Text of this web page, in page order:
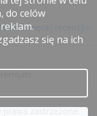
do celów
się na ich
więcej recenzji
prawa zastrzeżone.